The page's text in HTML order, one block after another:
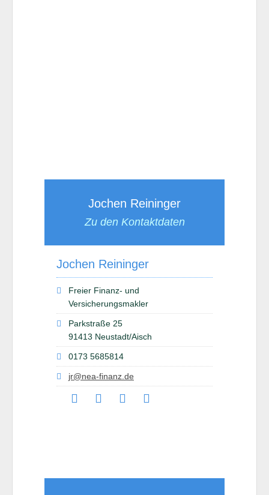
Jochen Reininger
Zu den Kontaktdaten
Jochen Reininger
Freier Finanz- und
Versicherungsmakler
Parkstraße 25
91413 Neustadt/Aisch
0173 5685814
jr@nea-finanz.de